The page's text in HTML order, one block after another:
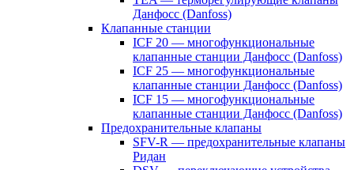
Данфосс (Danfoss)
Клапанные станции
ICF 20 — многофункциональные
клапанные станции Данфосс (Danfoss)
ICF 25 — многофункциональные
клапанные станции Данфосс (Danfoss)
ICF 15 — многофункциональные
клапанные станции Данфосс (Danfoss)
Предохранительные клапаны
SFV-R — предохранительные клапаны
Ридан